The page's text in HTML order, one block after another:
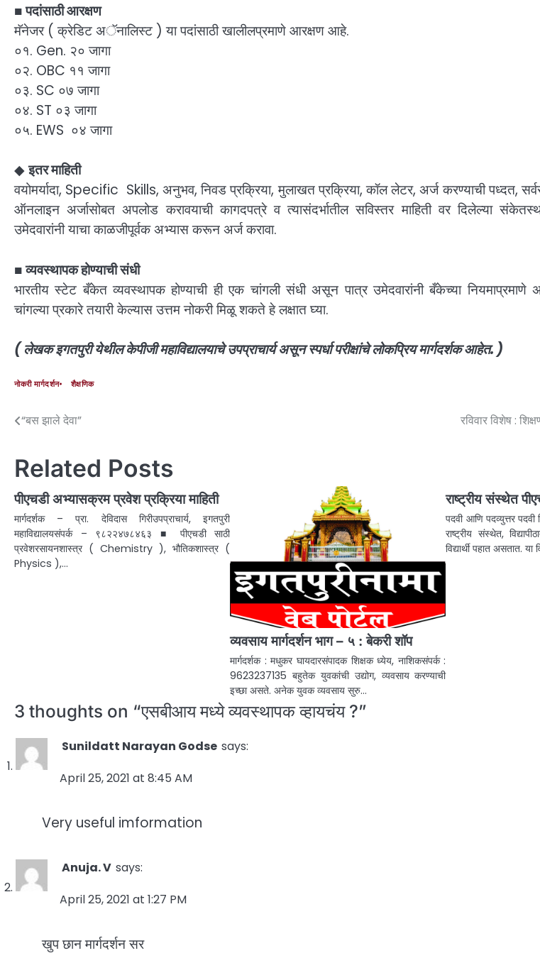
■पदांसाठी आरक्षण
मॅनेजर ( क्रेडिट अॅनालिस्ट ) या पदांसाठी खालीलप्रमाणे आरक्षण आहे.
०१. Gen. २० जागा
०२. OBC ११ जागा
०३. SC ०७ जागा
०४. ST ०३ जागा
०५. EWS ०४ जागा
◆इतर माहिती
वयोमर्यादा, Specific Skills, अनुभव, निवड प्रक्रिया, मुलाखत प्रक्रिया, कॉल लेटर, अर्ज करण्याची पध्दत,
ऑनलाइन अर्जासोबत अपलोड करावयाची कागदपत्रे व त्यासंदर्भातील सविस्तर माहिती वर दिलेल्या
उमेदवारांनी याचा काळजीपूर्वक अभ्यास करून अर्ज करावा.
■व्यवस्थापक होण्याची संधी
भारतीय स्टेट बँकेत व्यवस्थापक होण्याची ही एक चांगली संधी असून पात्र उमेदवारांनी बँकेच्या नियमाप्रमाणे
चांगल्या प्रकारे तयारी केल्यास उत्तम नोकरी मिळू शकते हे लक्षात घ्या.
( लेखक इगतपुरी येथील केपीजी महाविद्यालयाचे उपप्राचार्य असून स्पर्धा परीक्षांचे लोकप्रिय मार्गदर्शक आहेत. )
नोकरी मार्गदर्शन शैक्षणिक
“बस झाले देवा” रविवार विशेष :
Related Posts
पीएचडी अभ्यासक्रम प्रवेश प्रक्रिया माहिती
मार्गदर्शक – प्रा. देविदास गिरीउपप्राचार्य, इगतपुरी
महाविद्यालयसंपर्क – ९८२२४७८४६३ ■ पीएचडी साठी
प्रवेशरसायनशास्त्र ( Chemistry ), भौतिकशास्त्र (
Physics ),…
व्यवसाय मार्गदर्शन भाग – ५ : बेकरी शॉप
मार्गदर्शक : मधुकर घायदारसंपादक शिक्षक ध्येय, नाशिकसंपर्क :
9623237135 बहुतेक युवकांची उद्योग, व्यवसाय करण्याची
इच्छा असते. अनेक युवक व्यवसाय सुरु…
राष्ट्रीय संस्थेत
पदवी आणि पदव्युत्तर पदवी
राष्ट्रीय संस्थेत,
विद्यार्थी पहात असतात. या
3 thoughts on “एसबीआय मध्ये व्यवस्थापक व्हायचंय ?”
Sunildatt Narayan Godse says:
April 25, 2021 at 8:45 AM
Very useful imformation
Anuja. V says:
April 25, 2021 at 1:27 PM
खुप छान मार्गदर्शन सर